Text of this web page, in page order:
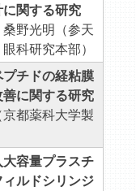
関する研究
野光明（参天
科研究本部）
チドの経粘膜
に関する研究
都薬科大学製
容量プラスチ
ィルドシリンジ